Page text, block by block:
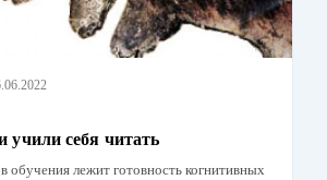
учили себя читать
обучения лежит готовность когнитивных